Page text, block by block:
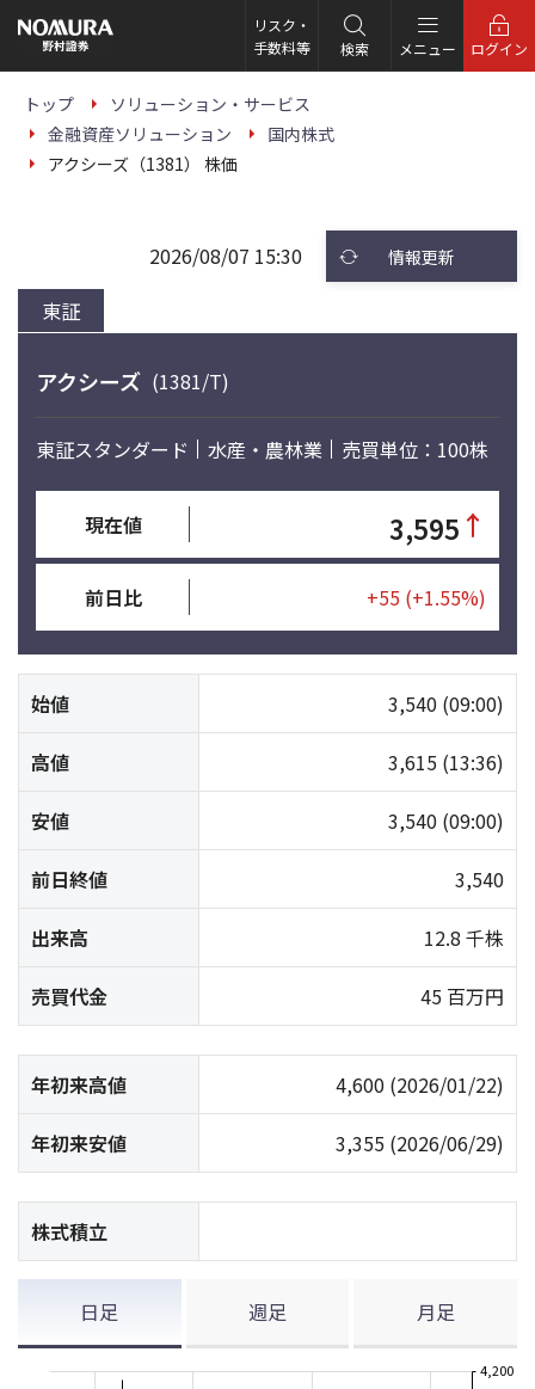
の
ー
リスク・
手数料等
検索 メニュー ログイン
トップ
ソリューション・サービス
金融資産ソリューション
国内株式
アクシーズ（1381） 株価
東証
2026/08/07 15:30 情報更新
アクシーズ (1381/T)
東証スタンダード 水産・農林業 売買単位：100株
現在値 3,595 ↑
前日比 +55 (+1.55%)
始値 3,540 (09:00)
高値 3,615 (13:36)
安値 3,540 (09:00)
前日終値 3,540
出来高 12.8 千株
売買代金 45 百万円
年初来高値 4,600 (2026/01/22)
年初来安値 3,355 (2026/06/29)
株式積立
日足 週足 月足
4,200